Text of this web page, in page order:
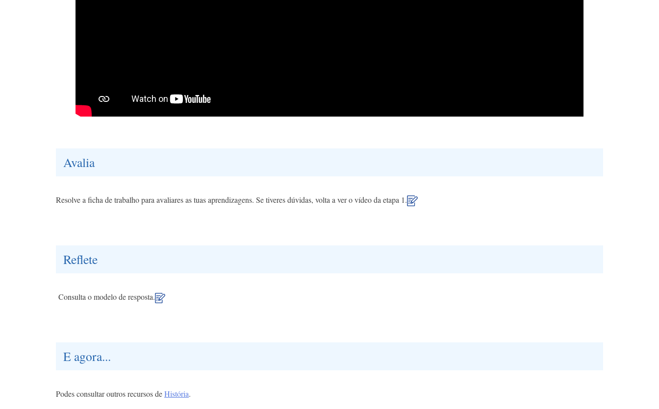
Avalia
Resolve a ficha de trabalho para avaliares as tuas aprendizagens. Se tiveres dúvidas, volta a ver o vídeo da etapa 1.
Reflete
Consulta o modelo de resposta.
E agora...
Podes consultar outros recursos deHistória.